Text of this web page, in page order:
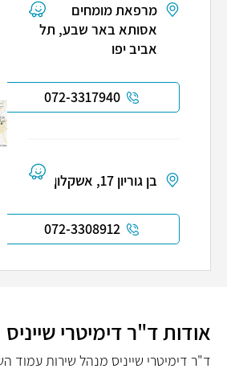
מרפאת מומחים
אסותא באר שבע, תל
אביב יפו
072-3317940
בן גוריון 17, אשקלון
072-3308912
אודות ד"ר דימיטרי שייניס
ד"ר דימיטרי שייניס מנהל שירות עמוד